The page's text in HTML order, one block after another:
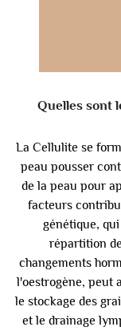
Quelles sont
La Cellulite se
peau pousser
de la peau pour
facteurs
génétique,
répartition
changements
l'oestrogène, peut
le stockage des
et le drainage